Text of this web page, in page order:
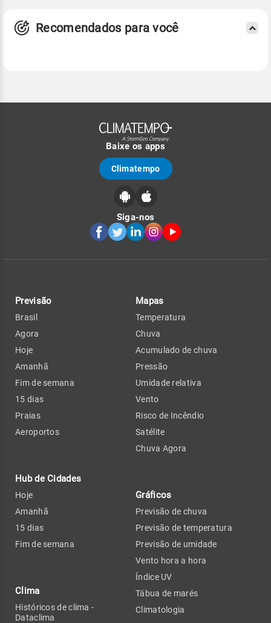
Recomendados para você
Baixe os apps
Climatempo
Siga-nos
Previsão
Brasil
Agora
Hoje
Amanhã
Fim de semana
15 dias
Praias
Aeroportos
Hub de Cidades
Hoje
Amanhã
15 dias
Fim de semana
Clima
Históricos de clima -
Dataclima
Mapas
Temperatura
Chuva
Acumulado de chuva
Pressão
Umidade relativa
Vento
Risco de Incêndio
Satélite
Chuva Agora
Gráficos
Previsão de chuva
Previsão de temperatura
Previsão de umidade
Vento hora a hora
Índice UV
Tábua de marés
Climatologia